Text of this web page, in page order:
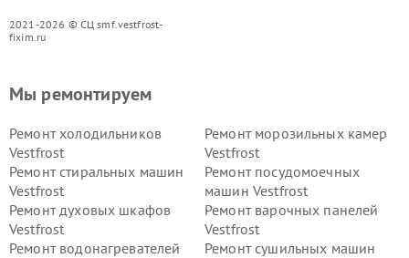
2021-2026 © СЦ smf.vestfrost-
fixim.ru
Мы ремонтируем
Ремонт холодильников
Vestfrost
Ремонт морозильных камер
Vestfrost
Ремонт стиральных машин
Vestfrost
Ремонт посудомоечных
машин Vestfrost
Ремонт духовых шкафов
Vestfrost
Ремонт варочных панелей
Vestfrost
Ремонт водонагревателей
Ремонт сушильных машин